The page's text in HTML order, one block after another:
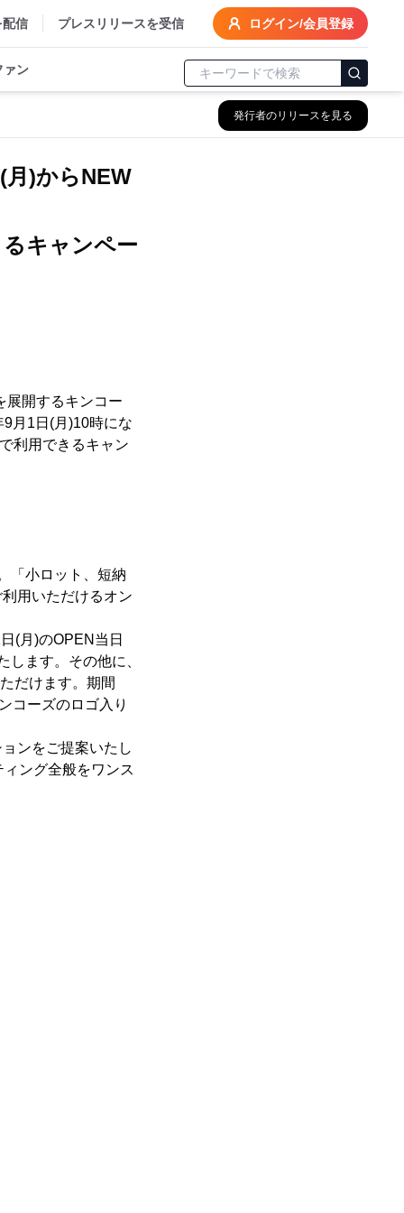
配信 プレスリリースを受信 ログイン/会員登録
ァン
発行者のリリースを見る
)からNEW
キャンペー
展開するキンコー
月1日(月)10時にな
利用できるキャン
「小ロット、短納
用いただけるオン
(月)のOPEN当日
ます。その他に、
だけます。期間
コーズのロゴ入り
ンをご提案いたし
ング全般をワンス